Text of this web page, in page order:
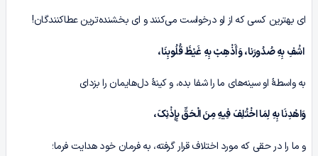
ای بهترین کسی که از او درخواست می‌کنند و ای بخشنده‌ترین عطاکنندگان!
اشْفِ بِهِ صُدُورَنا، وَأَذْهِبْ بِهِ غَیْظَ قُلُوبِنَا،
به واسطۀ او سینه‌های ما را شفا بده، و کینۀ دل‌هایمان را بزدای
وَاهْدِنَا بِهِ لِمَا اخْتُلِفَ فِیهِ مِنَ الْحَقِّ بِإِذْنِکَ،
و ما را در حقی که مورد اختلاف قرار گرفته، به فرمان خود هدایت فرما؛